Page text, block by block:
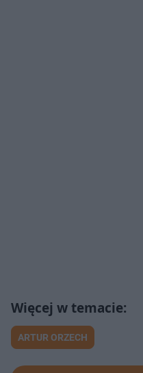
ARTUR ORZECH